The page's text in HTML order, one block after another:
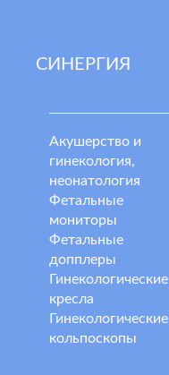
СИНЕРГИЯ
Акушерство и
гинекология,
неонатология
Фетальные
мониторы
Фетальные
допплеры
Гинекологические
кресла
Гинекологические
кольпоскопы